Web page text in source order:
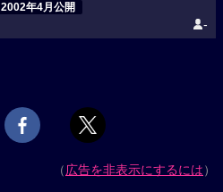
2002年4月公開
-
（広告を非表示にするには）